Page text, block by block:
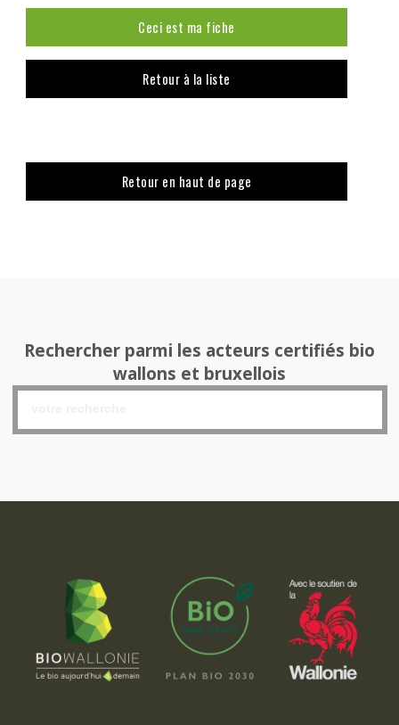
Ceci est ma fiche
Retour à la liste
Retour en haut de page
Rechercher parmi les acteurs certifiés bio
wallons et bruxellois